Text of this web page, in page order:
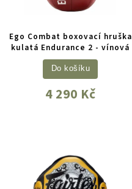
Ego Combat boxovací hruška
kulatá Endurance 2 - vínová
4 290 Kč
Do košíku